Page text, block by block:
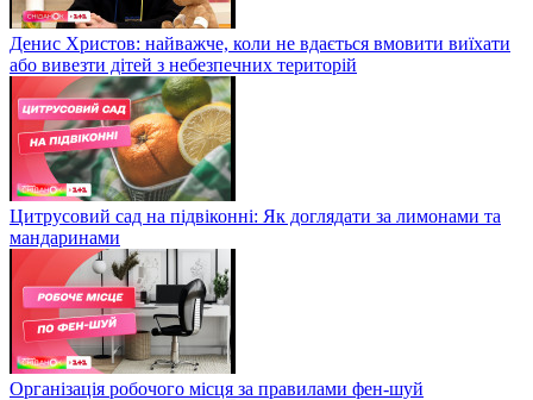
Денис Христов: найважче, коли не вдається вмовити виїхати
або вивезти дітей з небезпечних територій
Цитрусовий сад на підвіконні: Як доглядати за лимонами та
мандаринами
Організація робочого місця за правилами фен-шуй